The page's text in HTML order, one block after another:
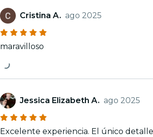
Cristina A. ago 2025
maravilloso
Jessica Elizabeth A. ago 2025
Excelente experiencia. El único